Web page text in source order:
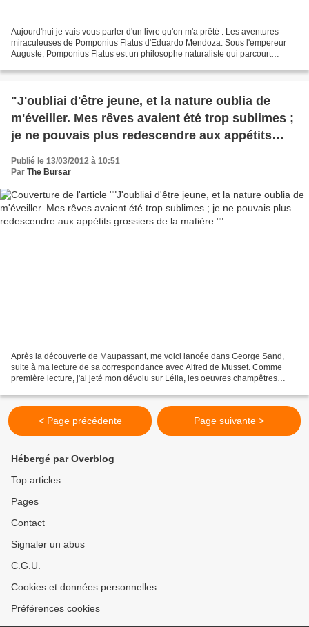
Aujourd'hui je vais vous parler d'un livre qu'on m'a prêté : Les aventures
miraculeuses de Pomponius Flatus d'Eduardo Mendoza. Sous l'empereur
Auguste, Pomponius Flatus est un philosophe naturaliste qui parcourt
"J'oubliai d'être jeune, et la nature oublia de
m'éveiller. Mes rêves avaient été trop sublimes ;
je ne pouvais plus redescendre aux appétits
Publié le 13/03/2012 à 10:51
Par The Bursar
Après la découverte de Maupassant, me voici lancée dans George Sand,
suite à ma lecture de sa correspondance avec Alfred de Musset. Comme
première lecture, j'ai jeté mon dévolu sur Lélia, les oeuvres champêtres
< Page précédente Page suivante >
Hébergé par Overblog
Top articles
Pages
Contact
Signaler un abus
C.G.U.
Cookies et données personnelles
Préférences cookies